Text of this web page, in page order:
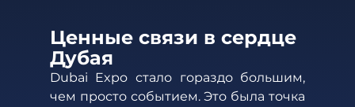
Ценные связи в сердце
Дубая
Dubai Expo стало гораздо большим,
чем просто событием. Это была точка